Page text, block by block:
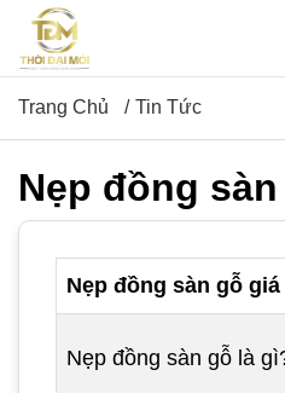
Trang Chủ Tin Tức
Nẹp đồng
Nẹp đồng sàn gỗ giá
Nẹp đồng sàn gỗ là